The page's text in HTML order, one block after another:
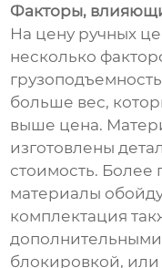
Факторы,
На цену ручных
несколько
больше вес,
выше цена.
изготовлены
стоимость. Более
материалы
комплектация
блокировкой,